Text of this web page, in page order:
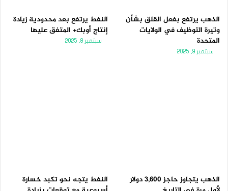
الذهب يرتفع بفعل القلق بشأن
وتيرة التوظيف في الولايات
المتحدة
سبتمبر 9, 2025
النفط يرتفع بعد محدودية زيادة
إنتاج أوبك+ المتفق عليها
سبتمبر 8, 2025
الذهب يتجاوز حاجز 3,600 دولار
النفط يتجه نحو تكبد خسارة